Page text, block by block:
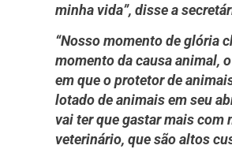
minha vida”, disse a
“Nosso momento de glória
momento da causa animal,
em que o protetor de
lotado de animais em seu
vai ter que gastar mais com
veterinário, que são altos